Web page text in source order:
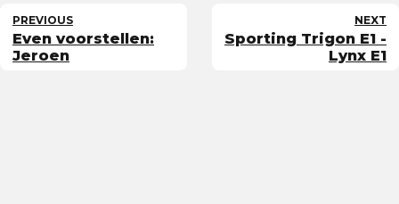
PREVIOUS
Even voorstellen:
Jeroen
NEXT
Sporting Trigon E1 -
Lynx E1